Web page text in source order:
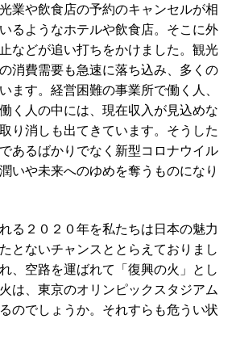
業や飲食店の予約のキャンセルが相
るようなホテルや飲食店。そこに外
などが追い打ちをかけました。観光
消費需要も急速に落ち込み、多くの
ます。経営困難の事業所で働く人、
く人の中には、現在収入が見込めな
り消しも出てきています。そうした
あるばかりでなく新型コロナウイル
いや未来へのゆめを奪うものになり
る２０２０年を私たちは日本の魅力
とないチャンスととらえておりまし
、空路を運ばれて「復興の火」とし
は、東京のオリンピックスタジアム
のでしょうか。それすらも危うい状